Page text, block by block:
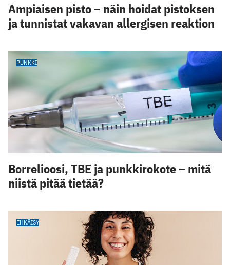
Ampiaisen pisto – näin hoidat pistoksen
ja tunnistat vakavan allergisen reaktion
PUNKKI
Borrelioosi, TBE ja punkkirokote – mitä
niistä pitää tietää?
EHKÄISY